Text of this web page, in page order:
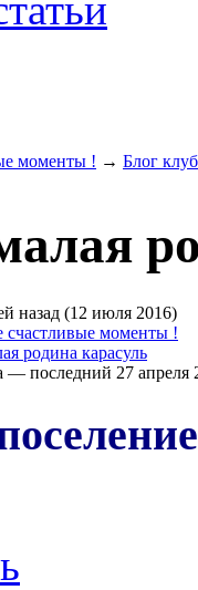
моменты ! → Блог
назад (12 июля 2016)
счастливые моменты !
родина карасуль
— последний 27 апреля